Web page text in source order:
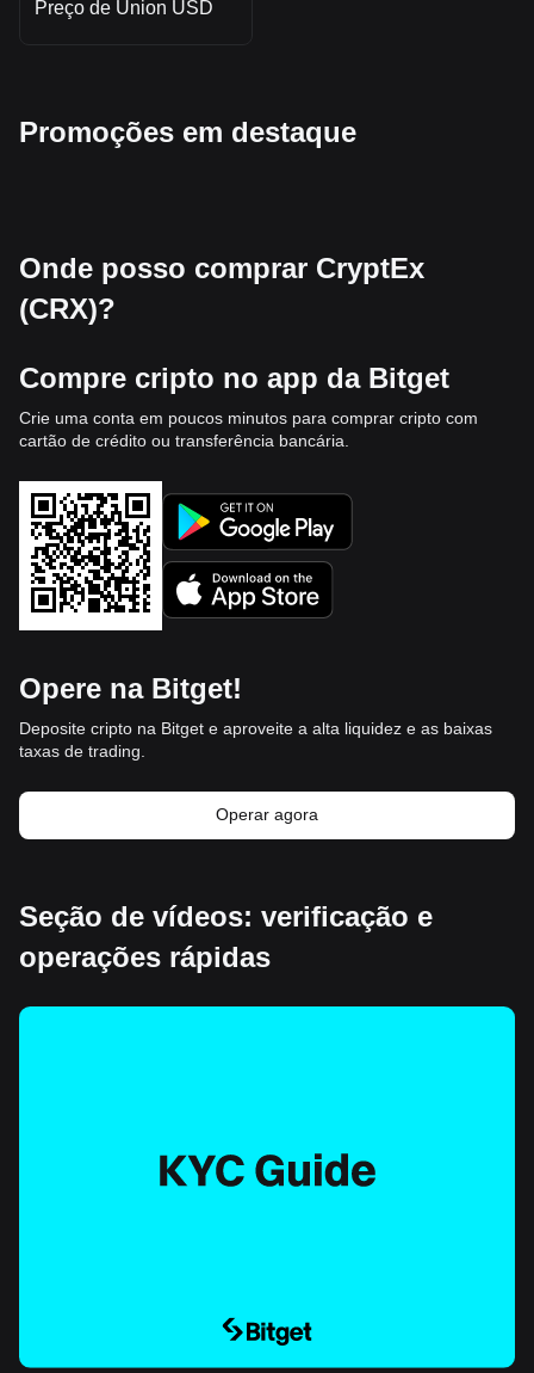
Preço de Union USD
Promoções em destaque
Onde posso comprar CryptEx
(CRX)?
Compre cripto no app da Bitget
Crie uma conta em poucos minutos para comprar cripto com
cartão de crédito ou transferência bancária.
Opere na Bitget!
Deposite cripto na Bitget e aproveite a alta liquidez e as baixas
taxas de trading.
Operar agora
Seção de vídeos: verificação e
operações rápidas